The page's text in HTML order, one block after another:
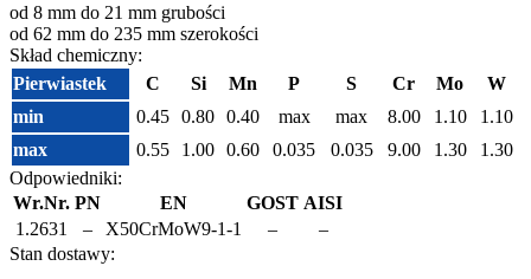
od 8 mm do 21 mm grubości
od 62 mm do 235 mm szerokości
Skład chemiczny:
Pierwiastek
C Si Mn P S Cr Mo
W
min
0.45 0.80 0.40 max max 8.00 1.10
1.10
max
0.55 1.00 0.60 0.035 0.035 9.00 1.30
1.30
Odpowiedniki:
Wr.Nr. PN EN GOST AISI
1.2631
– X50CrMoW9-1-1 –
–
Stan dostawy: